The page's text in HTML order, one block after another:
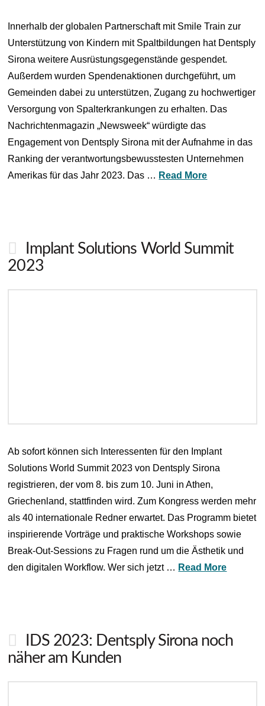
Innerhalb der globalen Partnerschaft mit Smile Train zur
Unterstützung von Kindern mit Spaltbildungen hat Dentsply
Sirona weitere Ausrüstungsgegenstände gespendet.
Außerdem wurden Spendenaktionen durchgeführt, um
Gemeinden dabei zu unterstützen, Zugang zu hochwertiger
Versorgung von Spalterkrankungen zu erhalten. Das
Nachrichtenmagazin „Newsweek“ würdigte das
Engagement von Dentsply Sirona mit der Aufnahme in das
Ranking der verantwortungsbewusstesten Unternehmen
Amerikas für das Jahr 2023. Das … Read More
Implant Solutions World Summit
2023
Ab sofort können sich Interessenten für den Implant
Solutions World Summit 2023 von Dentsply Sirona
registrieren, der vom 8. bis zum 10. Juni in Athen,
Griechenland, stattfinden wird. Zum Kongress werden mehr
als 40 internationale Redner erwartet. Das Programm bietet
inspirierende Vorträge und praktische Workshops sowie
Break-Out-Sessions zu Fragen rund um die Ästhetik und
den digitalen Workflow. Wer sich jetzt … Read More
IDS 2023: Dentsply Sirona noch
näher am Kunden